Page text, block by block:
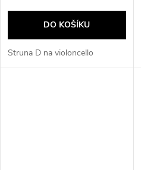
DO KOŠÍKU
Struna D na violoncello